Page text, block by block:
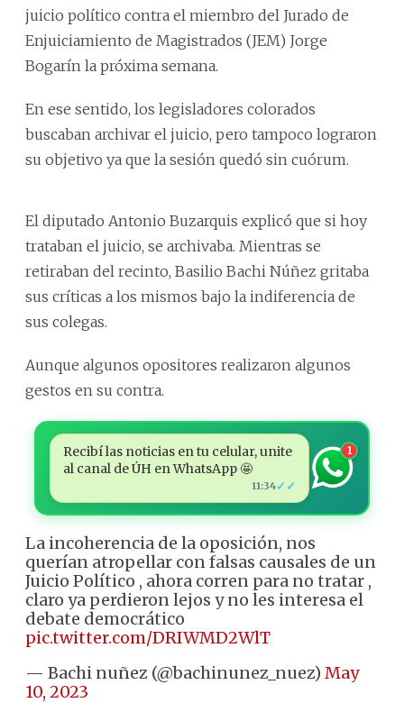
juicio político contra el miembro del Jurado de
Enjuiciamiento de Magistrados (JEM) Jorge
Bogarín la próxima semana.
En ese sentido, los legisladores colorados
buscaban archivar el juicio, pero tampoco lograron
su objetivo ya que la sesión quedó sin cuórum.
El diputado Antonio Buzarquis explicó que si hoy
trataban el juicio, se archivaba. Mientras se
retiraban del recinto, Basilio Bachi Núñez gritaba
sus críticas a los mismos bajo la indiferencia de
sus colegas.
Aunque algunos opositores realizaron algunos
gestos en su contra.
Recibí las noticias en tu celular, unite
al canal de ÚH en WhatsApp 🤩
11:34✓✓
1
La incoherencia de la oposición, nos
querían atropellar con falsas causales de un
Juicio Político , ahora corren para no tratar ,
claro ya perdieron lejos y no les interesa el
debate democrático
pic.twitter.com/DRIWMD2WlT
— Bachi nuñez (@bachinunez_nuez) May
10, 2023